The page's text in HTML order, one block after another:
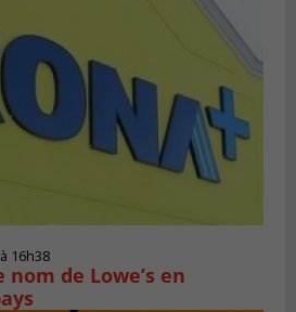
16h38
de Lowe’s en